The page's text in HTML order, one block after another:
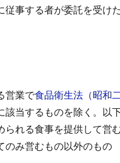
事する者が委託を受
営業で食品衛生法（昭和
該当するものを除く。以
れる食事を提供して営
のみ営むもの以外のもの